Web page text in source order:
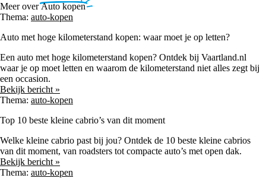
Meer overAuto kopen
Thema: auto-kopen
Auto met hoge kilometerstand kopen: waar moet je op letten?
Een auto met hoge kilometerstand kopen? Ontdek bij Vaartland.nl
waar je op moet letten en waarom de kilometerstand niet alles zegt bij
een occasion.
Bekijk bericht »
Thema: auto-kopen
Top 10 beste kleine cabrio’s van dit moment
Welke kleine cabrio past bij jou? Ontdek de 10 beste kleine cabrios
van dit moment, van roadsters tot compacte auto’s met open dak.
Bekijk bericht »
Thema: auto-kopen